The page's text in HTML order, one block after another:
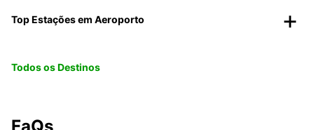
Top Estações em Aeroporto
Todos os Destinos